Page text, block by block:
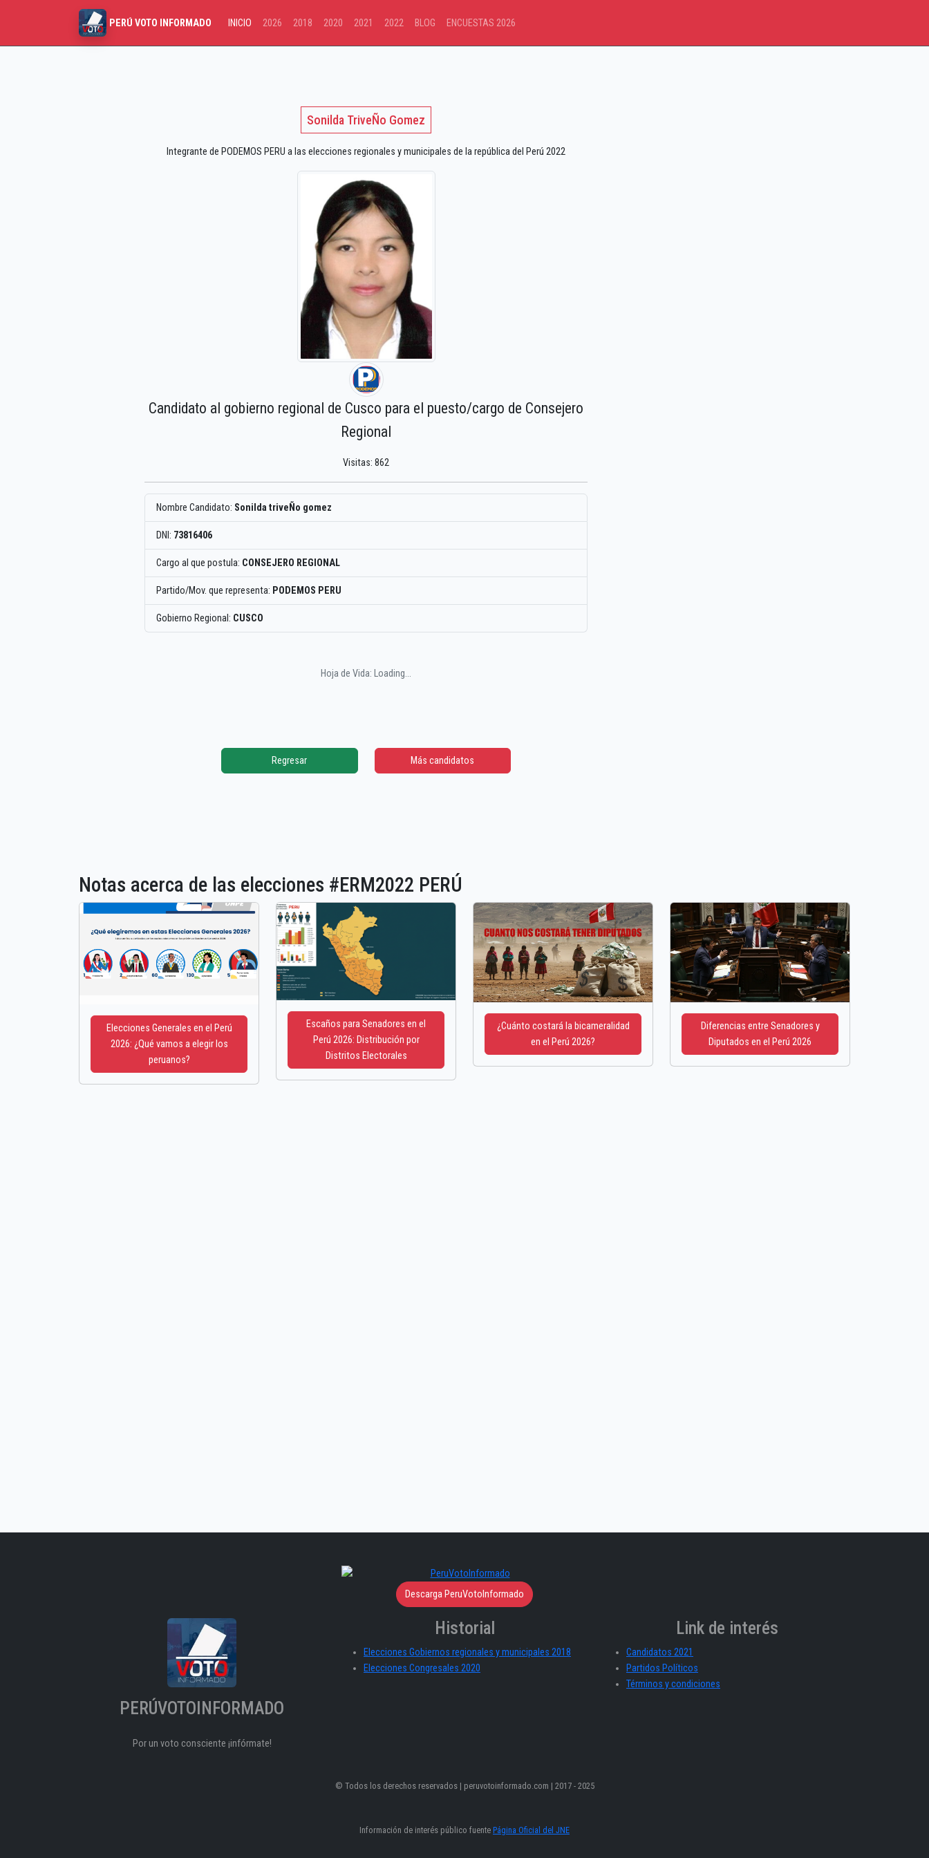
PERÚ VOTO INFORMADO INICIO 2026 2018 2020 2021 2022 BLOG ENCUESTAS 2026
Sonilda TriveÑo Gomez
Integrante de PODEMOS PERU a las elecciones regionales y municipales de la república del Perú 2022
Candidato al gobierno regional de Cusco para el puesto/cargo de Consejero
Regional
Visitas: 862
Nombre Candidato: Sonilda triveÑo gomez
DNI: 73816406
Cargo al que postula: CONSEJERO REGIONAL
Partido/Mov. que representa: PODEMOS PERU
Gobierno Regional: CUSCO
Hoja de Vida: Loading...
Regresar Más candidatos
Notas acerca de las elecciones #ERM2022 PERÚ
Elecciones Generales en el Perú
2026: ¿Qué vamos a elegir los
peruanos?
Escaños para Senadores en el
Perú 2026: Distribución por
Distritos Electorales
¿Cuánto costará la bicameralidad
en el Perú 2026?
Diferencias entre Senadores y
Diputados en el Perú 2026
Descarga PeruVotoInformado
PERÚVOTOINFORMADO
Por un voto consciente ¡infórmate!
Historial
Elecciones Gobiernos regionales y municipales 2018
Elecciones Congresales 2020
Link de interés
Candidatos 2021
Partidos Políticos
Términos y condiciones
© Todos los derechos reservados | peruvotoinformado.com | 2017 - 2025
Información de interés público fuente Página Oficial del JNE